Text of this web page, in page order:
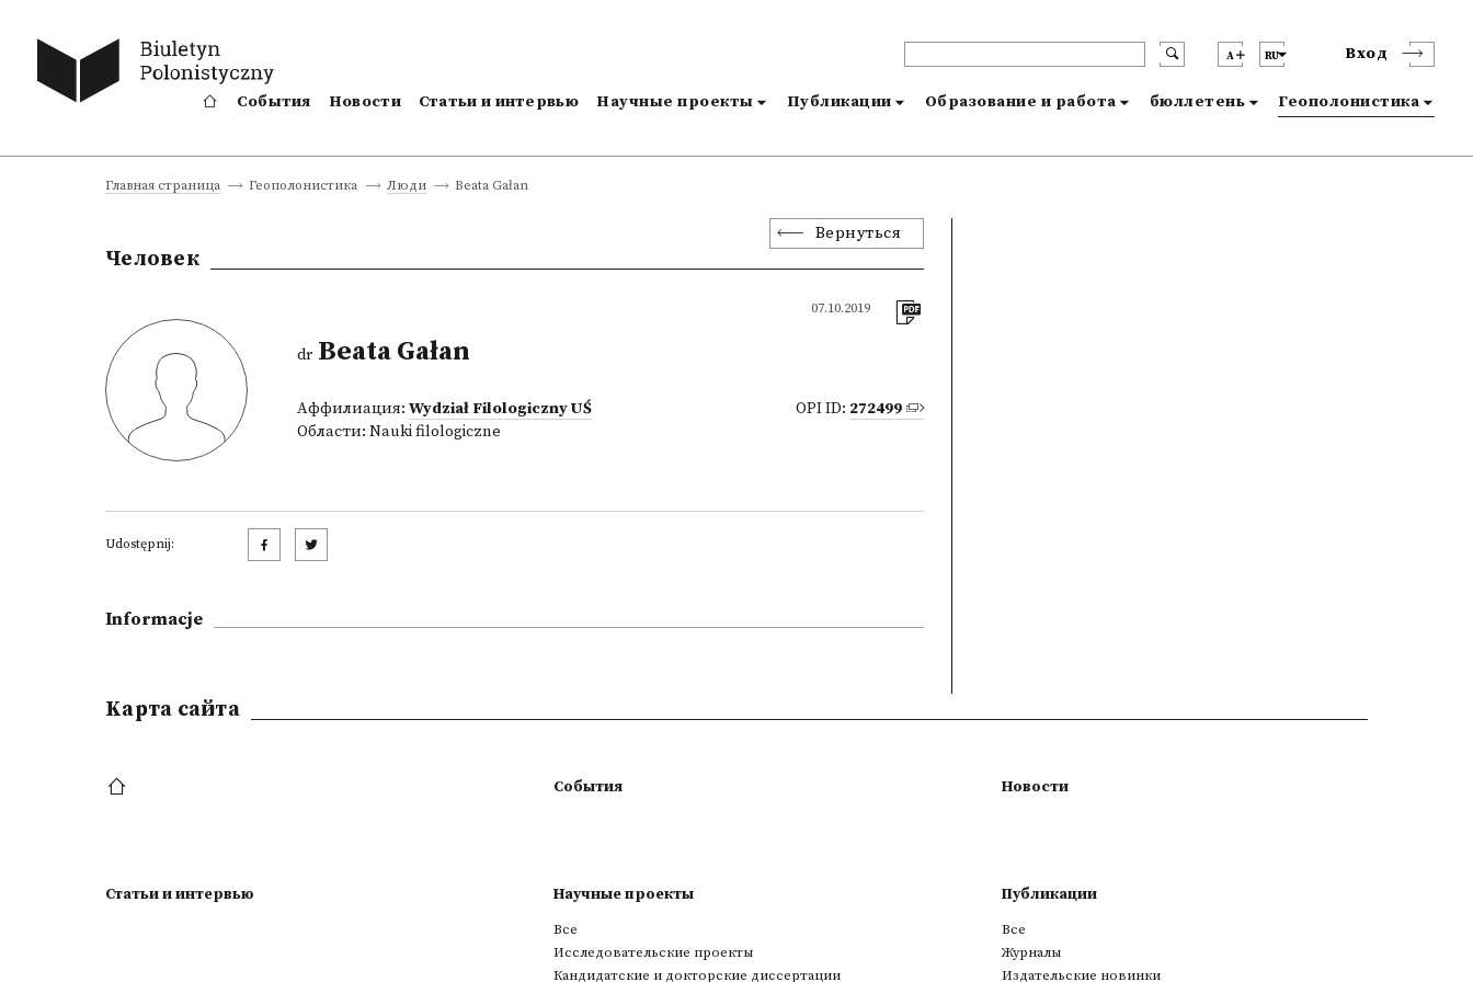
A RU Вход
События Новости Статьи и интервью Научные проекты Публикации Образование и работа бюллетень Геополонистика
Главная страница Геополонистика Люди Beata Gałan
Вернуться
Человек
07.10.2019
drBeata Gałan
Аффилиация: Wydział Filologiczny UŚ
Области: Nauki filologiczne
OPI ID: 272499
Udostępnij:
Informacje
Kарта сайта
События Новости
Статьи и интервью Научные проекты
Все
Исследовательские проекты
Кандидатские и докторские диссертации
Публикации
Все
Журналы
Издательские новинки